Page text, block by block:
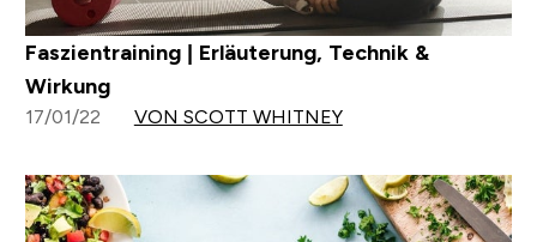
Faszientraining | Erläuterung, Technik &
Wirkung
17/01/22 VON SCOTT WHITNEY